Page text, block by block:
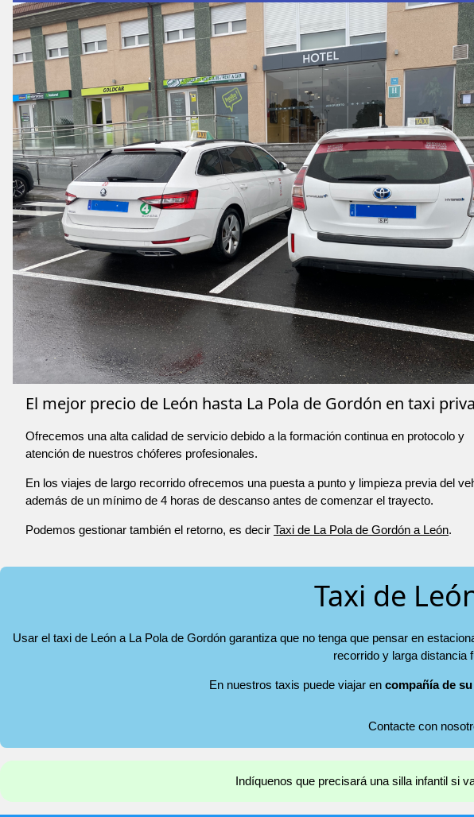
El mejor precio de León hasta La Pola de Gordón en taxi
Ofrecemos una alta calidad de servicio debido a la formación continua en protocolo y
atención de nuestros chóferes profesionales.
En los viajes de largo recorrido ofrecemos una puesta a punto y limpieza previa del
además de un mínimo de 4 horas de descanso antes de comenzar el trayecto.
Podemos gestionar también el retorno, es decir Taxi de La Pola de Gordón a León.
Taxi de
Usar el taxi de León a La Pola de Gordón garantiza que no tenga que pensar en
recorrido y larga distancia
En nuestros taxis puede viajar en compañía de
Contacte con
Indíquenos que precisará una silla infantil si